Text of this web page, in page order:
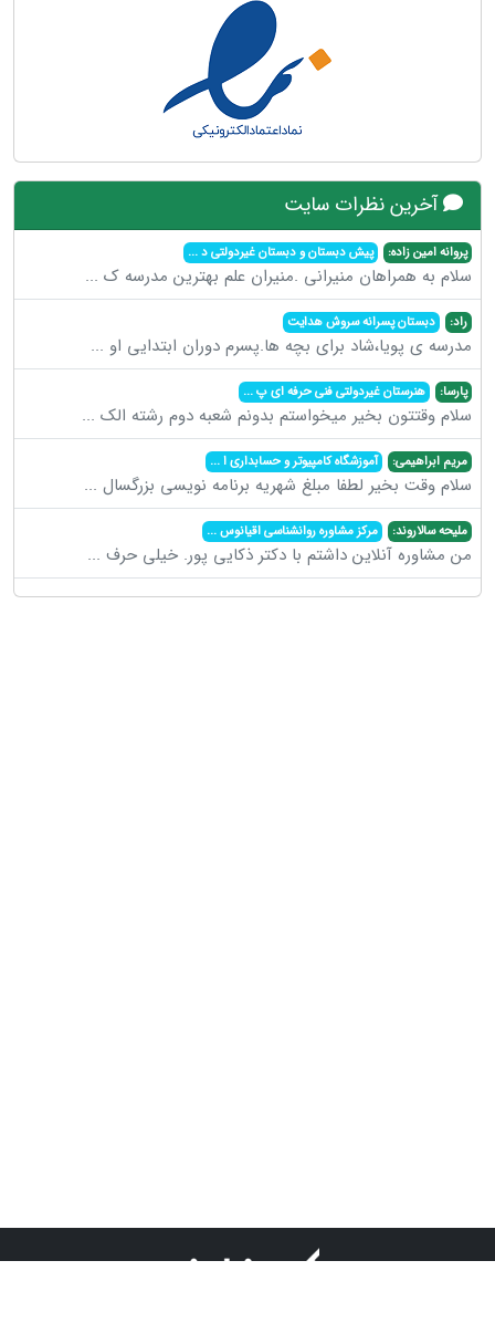
آخرین نظرات سایت
پروانه امین زاده: پیش دبستان و دبستان غیردولتی د...
سلام به همراهان منیرانی .منیران علم بهترین مدرسه ک ...
راد: دبستان پسرانه سروش هدایت
مدرسه ی پویا،شاد برای بچه ها.پسرم دوران ابتدایی او ...
پارسا: هنرستان غیردولتی فنی حرفه ای پ...
سلام وقتتون بخیر میخواستم بدونم شعبه دوم رشته الک ...
مریم ابراهیمی: آموزشگاه کامپیوتر و حسابداری ا...
سلام وقت بخیر لطفا مبلغ شهریه برنامه نویسی بزرگسال ...
ملیحه سالاروند: مرکز مشاوره روانشناسی اقیانوس...
من مشاوره آنلاین داشتم با دکتر ذکایی پور. خیلی حرف ...